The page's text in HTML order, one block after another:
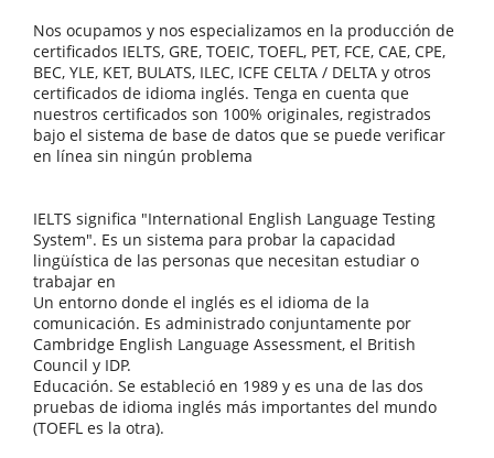
Nos ocupamos y nos especializamos en la producción de
certificados IELTS, GRE, TOEIC, TOEFL, PET, FCE, CAE, CPE,
BEC, YLE, KET, BULATS, ILEC, ICFE CELTA / DELTA y otros
certificados de idioma inglés. Tenga en cuenta que
nuestros certificados son 100% originales, registrados
bajo el sistema de base de datos que se puede verificar
en línea sin ningún problema
IELTS significa "International English Language Testing
System". Es un sistema para probar la capacidad
lingüística de las personas que necesitan estudiar o
trabajar en
Un entorno donde el inglés es el idioma de la
comunicación. Es administrado conjuntamente por
Cambridge English Language Assessment, el British
Council y IDP.
Educación. Se estableció en 1989 y es una de las dos
pruebas de idioma inglés más importantes del mundo
(TOEFL es la otra).